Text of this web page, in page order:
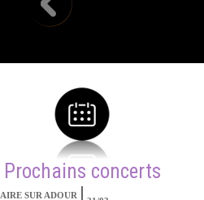
Prochains concerts
AIRE SUR ADOUR